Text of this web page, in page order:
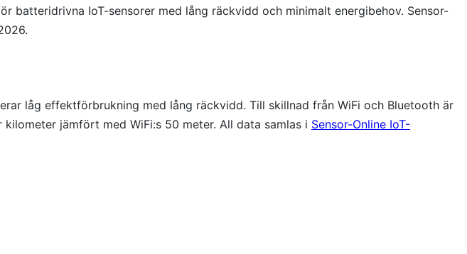
batteridrivna IoT-sensorer med lång räckvidd och minimalt energibehov. Sensor-
låg effektförbrukning med lång räckvidd. Till skillnad från WiFi och Bluetooth är
jämfört med WiFi:s 50 meter. All data samlas i Sensor-Online IoT-